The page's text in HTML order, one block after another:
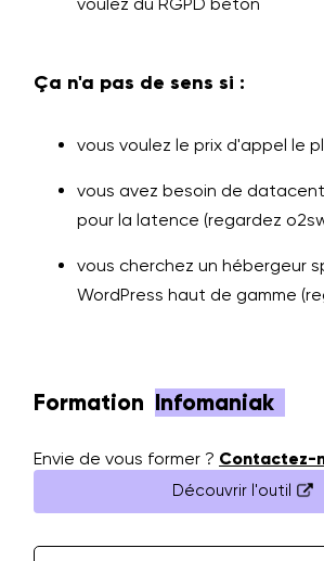
Ça n'a pas de sens si :
vous voulez le prix d'appel le
vous avez besoin de
pour la latence (regardez
vous cherchez un hébergeur
WordPress haut de gamme
Formation Infomaniak
Envie de vous former ? Contactez-
Découvrir l'outil